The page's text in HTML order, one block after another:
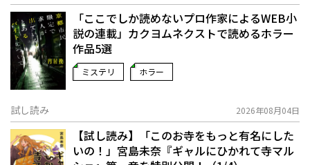
「ここでしか読めないプロ作家によるWEB小
説の連載」――カクヨムネクストで読めるホラー
作品5選
ミステリ ホラー
試し読み 2026年08月04日
【試し読み】「このお寺をもっと有名にした
いの！」宮島未奈『ギャルにひかれて寺マル